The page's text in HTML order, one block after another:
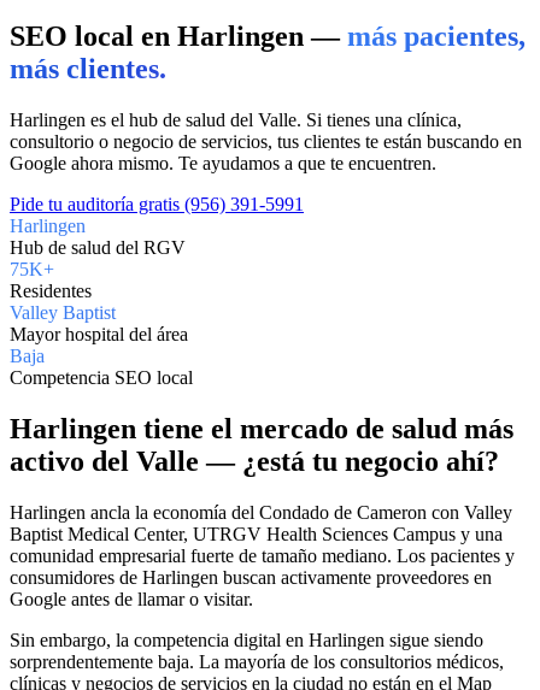
SEO local en Harlingen —más pacientes,
más clientes.
Harlingen es el hub de salud del Valle. Si tienes una clínica,
consultorio o negocio de servicios, tus clientes te están buscando en
Google ahora mismo. Te ayudamos a que te encuentren.
Pide tu auditoría gratis (956) 391-5991
Harlingen
Hub de salud del RGV
75K+
Residentes
Valley Baptist
Mayor hospital del área
Baja
Competencia SEO local
Harlingen tiene el mercado de salud más
activo del Valle — ¿está tu negocio ahí?
Harlingen ancla la economía del Condado de Cameron con Valley
Baptist Medical Center, UTRGV Health Sciences Campus y una
comunidad empresarial fuerte de tamaño mediano. Los pacientes y
consumidores de Harlingen buscan activamente proveedores en
Google antes de llamar o visitar.
Sin embargo, la competencia digital en Harlingen sigue siendo
sorprendentemente baja. La mayoría de los consultorios médicos,
clínicas y negocios de servicios en la ciudad no están en el Map